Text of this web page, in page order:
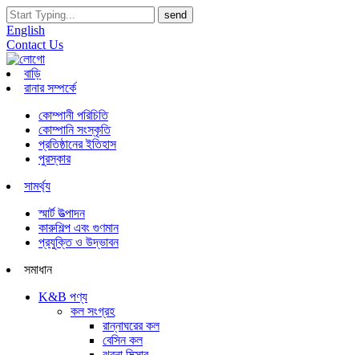
English
Contact Us
বাড়ি
রানার সম্পর্কে
কোম্পানী পরিচিতি
কোম্পানি সংস্কৃতি
প্রতিষ্ঠানের ইতিহাস
পুরস্কার
সামর্থ্য
স্মার্ট উত্পাদন
কারুশিল্প এবং গুণমান
প্রযুক্তি ও উদ্ভাবন
সমাধান
K&B পণ্য
কল সংগ্রহ
রান্নাঘরের কল
বেসিন কল